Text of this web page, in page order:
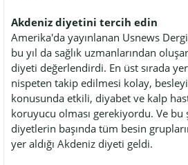
Akdeniz diyetini tercih edin
Amerika'da yayınlanan Usnews
bu yıl da sağlık uzmanlarından
diyeti değerlendirdi. En üst sırada
nispeten takip edilmesi kolay,
konusunda etkili, diyabet ve kalp
koruyucu olması gerekiyordu. Ve bu
diyetlerin başında tüm besin
yer aldığı Akdeniz diyeti geldi.